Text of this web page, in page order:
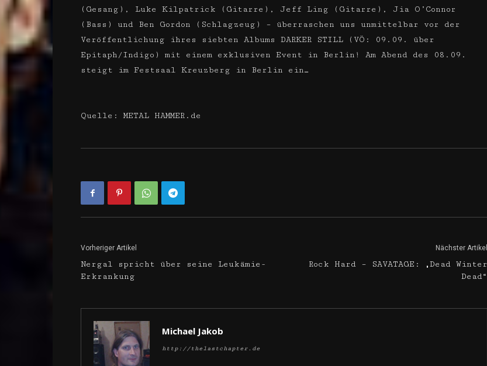
(Gesang), Luke Kilpatrick (Gitarre), Jeff Ling (Gitarre), Jia O’Connor
(Bass) und Ben Gordon (Schlagzeug) – überraschen uns unmittelbar vor der
Veröffentlichung ihres siebten Albums DARKER STILL (VÖ: 09.09. über
Epitaph/Indigo) mit einem exklusiven Event in Berlin! Am Abend des 08.09.
steigt im Festsaal Kreuzberg in Berlin ein…
Quelle: METAL HAMMER.de
Vorheriger Artikel
Nergal spricht über seine Leukämie-
Erkrankung
Nächster Artikel
Rock Hard – SAVATAGE: „Dead Winter
Dead“
Michael Jakob
http://thelastchapter.de